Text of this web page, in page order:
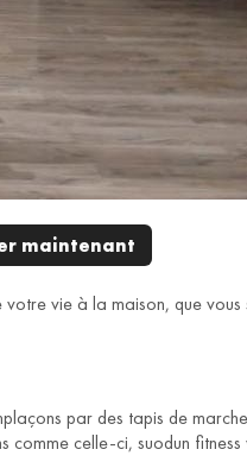
maintenant
vie à la maison, que vous
par des tapis de
comme celle-ci, suodun